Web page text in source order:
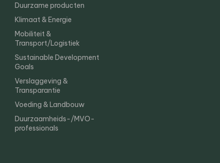
Duurzame producten
Klimaat & Energie
Mobiliteit &
Transport/Logistiek
Sustainable Development
Goals
Verslaggeving &
Transparantie
Voeding & Landbouw
Duurzaamheids-/MVO-
professionals